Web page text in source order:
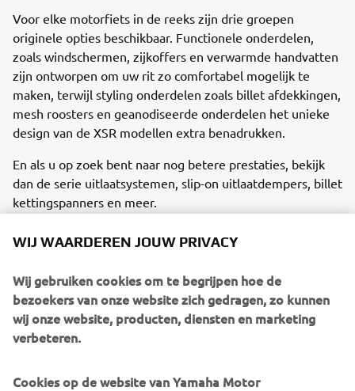
Voor elke motorfiets in de reeks zijn drie groepen
originele opties beschikbaar. Functionele onderdelen,
zoals windschermen, zijkoffers en verwarmde handvatten
zijn ontworpen om uw rit zo comfortabel mogelijk te
maken, terwijl styling onderdelen zoals billet afdekkingen,
mesh roosters en geanodiseerde onderdelen het unieke
design van de XSR modellen extra benadrukken.
En als u op zoek bent naar nog betere prestaties, bekijk
dan de serie uitlaatsystemen, slip-on uitlaatdempers, billet
kettingspanners en meer.
Creëer uw droomcollectie met de gratis MyGarage app
motorfietsen samen te stellen - helemaal gratis!
Download de app en u kunt uw eigen gepersonaliseerde
Yamaha creëren.
Met MyGarage kunt u diverse originele opties en
vanuit elke hoek bekijken. Als u eenmaal de motorfiets
WIJ WAARDEREN JOUW PRIVACY
Wij gebruiken cookies om te begrijpen hoe de
bezoekers van onze website zich gedragen, zo kunnen
wij onze website, producten, diensten en marketing
verbeteren.
Cookies op de website van Yamaha Motor